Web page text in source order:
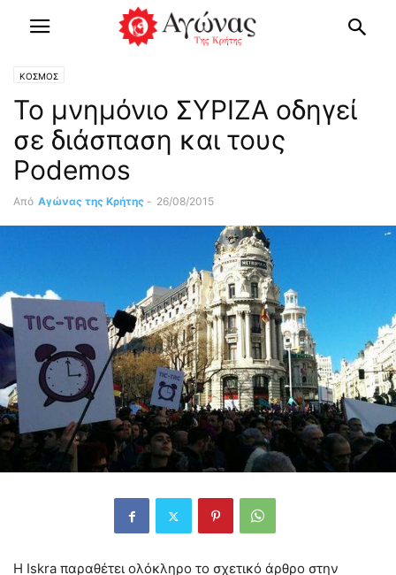
ΚΟΣΜΟΣ
Το μνημόνιο ΣΥΡΙΖΑ οδηγεί
σε διάσπαση και τους
Podemos
Από Αγώνας της Κρήτης - 26/08/2015
H Ιskra παραθέτει ολόκληρο το σχετικό άρθρο στην